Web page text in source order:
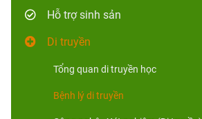
Hỗ trợ sinh sản
Di truyền
Tổng quan di truyền học
Bệnh lý di truyền